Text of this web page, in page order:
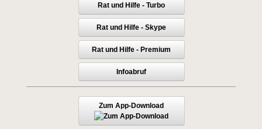
Rat und Hilfe - Turbo
Rat und Hilfe - Skype
Rat und Hilfe - Premium
Infoabruf
Zum App-Download